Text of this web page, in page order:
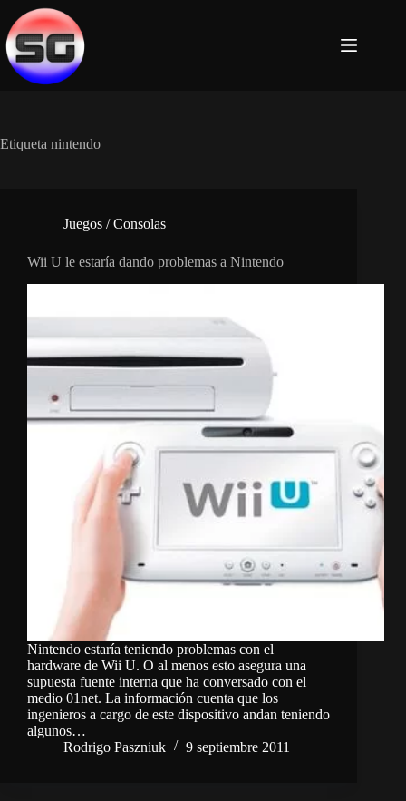
Saltar
contenido
Etiqueta nintendo
Juegos / Consolas
Wii U le estaría dando problemas a Nintendo
Nintendo estaría teniendo problemas con el
hardware de Wii U. O al menos esto asegura una
supuesta fuente interna que ha conversado con el
medio 01net. La información cuenta que los
ingenieros a cargo de este dispositivo andan teniendo
algunos…
Rodrigo Paszniuk
9 septiembre 2011